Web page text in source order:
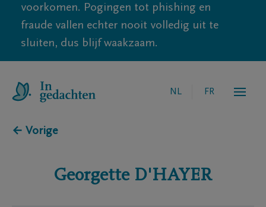
voorkomen. Pogingen tot phishing en
fraude vallen echter nooit volledig uit te
sluiten, dus blijf waakzaam.
NL FR
← Vorige
Georgette D'HAYER